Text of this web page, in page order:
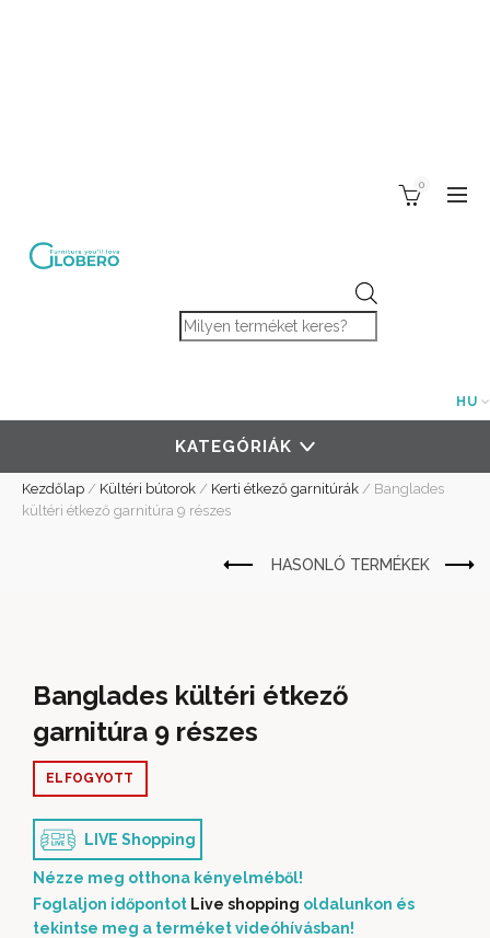
Products search
0
HU
KATEGÓRIÁK
Kezdőlap / Kültéri bútorok / Kerti étkező garnitúrák / Banglades
kültéri étkező garnitúra 9 részes
Banglades kültéri étkező
garnitúra 9 részes
ELFOGYOTT
LIVE Shopping
Nézze meg otthona kényelméből!
Foglaljon időpontot Live shopping oldalunkon és
tekintse meg a terméket videóhívásban!